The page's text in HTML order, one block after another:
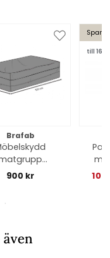
Brafab
cm,
900 kr
Spara
till 16/8
m
10